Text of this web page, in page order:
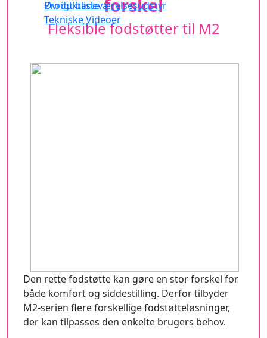
Produktliste
Øvrigt badeværelsesudstyr
Tekniske Videoer
forskel
Fleksible fodstøtter til M2
Den rette fodstøtte kan gøre en stor forskel for
både komfort og siddestilling. Derfor tilbyder
M2-serien flere forskellige fodstøtteløsninger,
der kan tilpasses den enkelte brugers behov.